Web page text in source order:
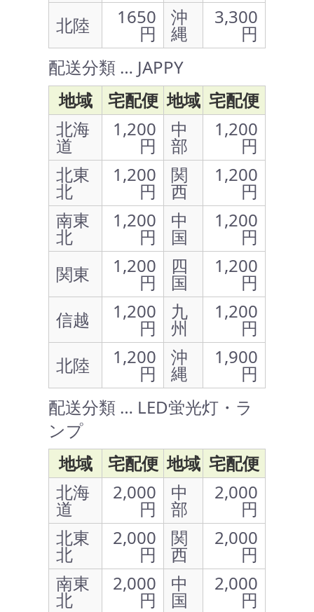
北陸
1650
円
沖
縄
3,300
円
配送分類 … JAPPY
地域
宅配便 地域 宅配便
北海
道
1,200
円
中
部
1,200
円
北東
北
1,200
円
関
西
1,200
円
南東
北
1,200
円
中
国
1,200
円
関東
1,200
円
四
国
1,200
円
信越
1,200
円
九
州
1,200
円
北陸
1,200
円
沖
縄
1,900
円
配送分類 … LED蛍光灯・ラ
ンプ
地域
宅配便 地域 宅配便
北海
道
2,000
円
中
部
2,000
円
北東
北
2,000
円
関
西
2,000
円
南東
北
2,000
円
中
国
2,000
円